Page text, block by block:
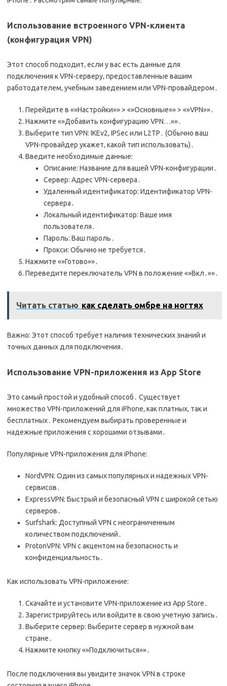
Использование встроенного VPN-клиента
(конфигурация VPN)
Этот способ подходит‚ если у вас есть данные для
подключения к VPN-серверу‚ предоставленные вашим
работодателем‚ учебным заведением или VPN-провайдером․
Перейдите в «»Настройки»» > «»Основные»» > «»VPN»»․
Нажмите «»Добавить конфигурацию VPN…»»․
Выберите тип VPN: IKEv2‚ IPSec или L2TP․ (Обычно ваш
VPN-провайдер укажет‚ какой тип использовать)․
Введите необходимые данные:
Описание: Название для вашей VPN-конфигурации․
Сервер: Адрес VPN-сервера․
Удаленный идентификатор: Идентификатор VPN-
сервера․
Локальный идентификатор: Ваше имя
пользователя․
Пароль: Ваш пароль․
Прокси: Обычно не требуется․
Нажмите «»Готово»»․
Переведите переключатель VPN в положение «»Вкл․»»․
Читать статью как сделать омбре на ногтях
Важно: Этот способ требует наличия технических знаний и
точных данных для подключения․
Использование VPN-приложения из App Store
Это самый простой и удобный способ․ Существует
множество VPN-приложений для iPhone‚ как платных‚ так и
бесплатных․ Рекомендуем выбирать проверенные и
надежные приложения с хорошими отзывами․
Популярные VPN-приложения для iPhone:
NordVPN: Один из самых популярных и надежных VPN-
сервисов․
ExpressVPN: Быстрый и безопасный VPN с широкой сетью
серверов․
Surfshark: Доступный VPN с неограниченным
количеством подключений․
ProtonVPN: VPN с акцентом на безопасность и
конфиденциальность․
Как использовать VPN-приложение:
Скачайте и установите VPN-приложение из App Store․
Зарегистрируйтесь или войдите в свою учетную запись․
Выберите сервер: Выберите сервер в нужной вам
стране․
Нажмите кнопку «»Подключиться»»․
После подключения вы увидите значок VPN в строке